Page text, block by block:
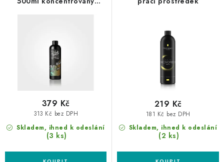
Skladem, ihned k odeslání
(3 ks)
313 Kč bez DPH
379 Kč
Skladem, ihned k odeslání
(2 ks)
181 Kč bez DPH
219 Kč